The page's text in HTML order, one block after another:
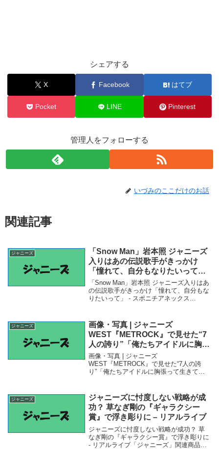
シェアする
X Facebook はてブ
Pocket LINE Pinterest
管理人をフォローする
いづみのここだけのお話
関連記事
ジャニーズ
「Snow Man」岩本照 ジャニーズ
入りはあの伝説歌手がきっかけ
「憧れて、自分もなりたいって」
– スポニチアネックス Sponichi
Annex
「Snow Man」岩本照 ジャニーズ入りはあ
の伝説歌手がきっかけ「憧れて、自分もな
りたいって」 - スポニチアネックス
の伝説歌手がきっかけ「...
ジャニーズ
画像・写真 | ジャニーズ
WEST『METROCK』で見せた“7
人の誇り”「俺たちアイドルに胸張
って生きてます！」 3枚目 –
ORICON NEWS
画像・写真 | ジャニーズ
WEST『METROCK』で見せた“7人の誇
り”「俺たちアイドルに胸張って生きてま
WEST『METROCK』で見せた“7人の...
ジャニーズ
ジャニーズに忖度しない戦略が成
功？ 草なぎ剛の『ギャラクシー
賞』で浮き彫りに – リアルライブ
ジャニーズに忖度しない戦略が成功？ 草
なぎ剛の『ギャラクシー賞』で浮き彫りに
- リアルライブ「ジャニーズ」関連商品ジ